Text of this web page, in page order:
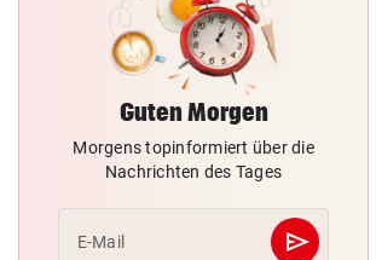
Guten Morgen
Morgens topinformiert über die
Nachrichten des Tages
E-Mail send
Abschicken